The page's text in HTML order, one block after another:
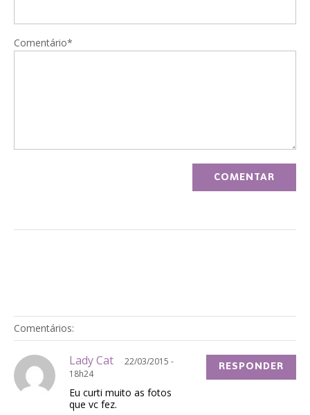
Comentário*
Comentários:
Lady Cat
22/03/2015 -
18h24
Eu curti muito as fotos
que vc fez.
RESPONDER